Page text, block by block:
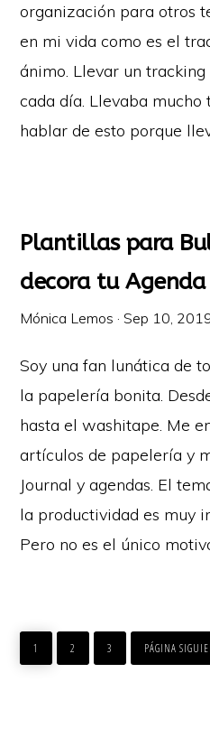
organización para otros
en mi vida como es el
ánimo. Llevar un
cada día. Llevaba
hablar de esto porque
Plantillas para
decora tu Agenda
Mónica Lemos ·Sep 10,
Soy una fan lunática de
la papelería bonita.
hasta el washitape. Me
artículos de papelería y
Journal y agendas. El
la productividad es muy
Pero no es el único
PAGE
1
PAGE
2
PAGE
3
PÁGINA